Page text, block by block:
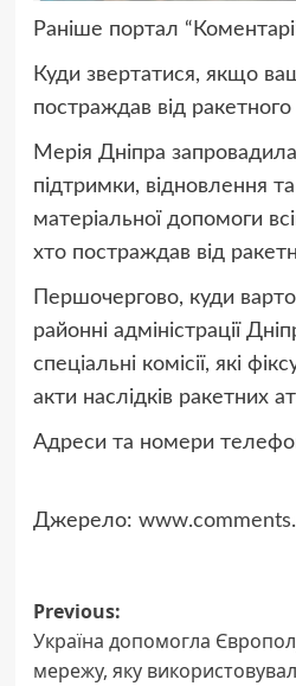
Раніше портал
Куди звертатися, якщо
постраждав від ракетного
Мерія Дніпра
підтримки, відновлення
матеріальної допомоги
хто постраждав від
Першочергово, куди
районні адміністрації
спеціальні комісії, які
акти наслідків ракетних
Адреси та номери
Джерело:
Post
navigation
Previous:
Україна допомогла
мережу, яку